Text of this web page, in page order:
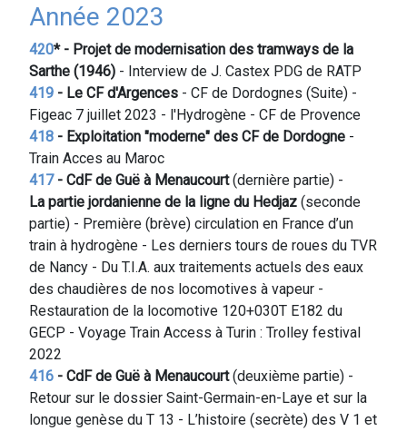
Année 2023
420* - Projet de modernisation des tramways de la
Sarthe (1946) - Interview de J. Castex PDG de RATP
419 - Le CF d'Argences - CF de Dordognes (Suite) -
Figeac 7 juillet 2023 - l'Hydrogène - CF de Provence
418 - Exploitation "moderne" des CF de Dordogne -
Train Acces au Maroc
417- CdF de Guë à Menaucourt(dernière partie) -
La partie jordanienne de la ligne du Hedjaz (seconde
partie) - Première (brève) circulation en France d’un
train à hydrogène - Les derniers tours de roues du TVR
de Nancy - Du T.I.A. aux traitements actuels des eaux
des chaudières de nos locomotives à vapeur -
Restauration de la locomotive 120+030T E182 du
GECP - Voyage Train Access à Turin : Trolley festival
2022
416 - CdF de Guë à Menaucourt(deuxième partie) -
Retour sur le dossier Saint-Germain-en-Laye et sur la
longue genèse du T 13 - L’histoire (secrète) des V 1 et